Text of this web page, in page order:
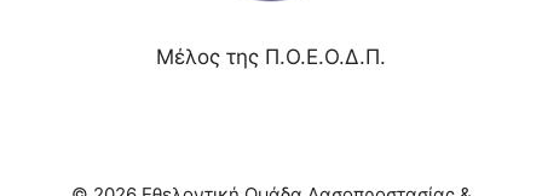
Μέλος της Π.Ο.Ε.Ο.Δ.Π.